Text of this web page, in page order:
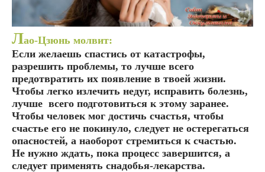
Лао-Цзюнь молвит:
Если желаешь спастись от катастрофы,
разрешить проблемы, то лучше всего
предотвратить их появление в твоей жизни.
Чтобы легко излечить недуг, исправить болезнь,
лучше всего подготовиться к этому заранее.
Чтобы человек мог достичь счастья, чтобы
счастье его не покинуло, следует не остерегаться
опасностей, а наоборот стремиться к счастью.
Не нужно ждать, пока процесс завершится, а
следует применять снадобья-лекарства.